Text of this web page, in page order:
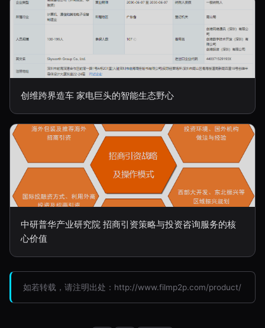
创维跨界造车 家电巨头的智能生态野心
中研普华产业研究院 招商引资策略与投资咨询服务的核
心价值
如若转载，请注明出处：http://www.filmp2p.com/product/